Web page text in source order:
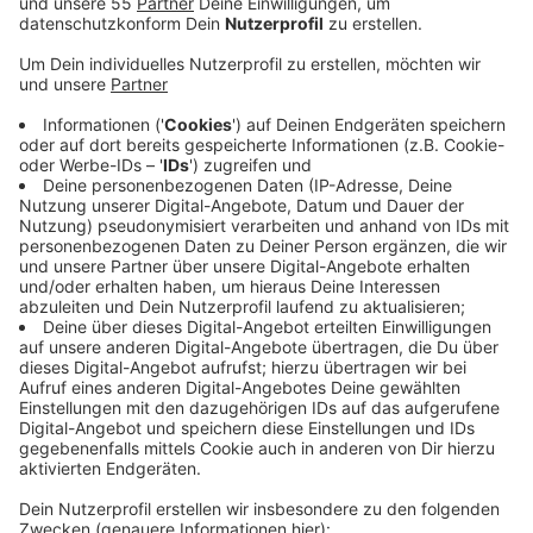
Veröffentlicht:Freitag, 08.05.2026 06:22
Anzeige
Die Verwaltung soll dabei unter anderem Wasser-,
Natur- und Baurecht berücksichtigen und mögliche
Standorte so bewerten, dass bestehende Nutzungen
wie Naherholung, Naturschutz und fischereiliche
Belange nicht beeinträchtigt werden. Außerdem geht
es um technische Fragen wie Ertrag, Standsicherheit
sowie Wind- und Eislasten. Außerdem sollen Kosten,
Fördermöglichkeiten und mögliche Betreibermodelle
etwa über Stadtwerke oder Kooperationen
beleuchtet werden. Die Ergebnisse sollen mit einer
Chancen-Risiken-Abwägung und einem Vorschlag für
Fachausschuss gehen.